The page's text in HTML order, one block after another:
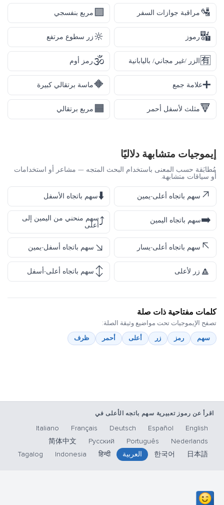
🛂مراقبة جوازات السفر 🟪مربع بنفسجي
🔣رموز 🔆زر سطوع مرتفع
🈶 الزر /غير مجاني/ باليابانية 🕉️رمز أوم
➕علامة جمع 🔶ماسة برتقالي كبيرة
🔻مثلث لأسفل أحمر 🟧مربع برتقالي
إيموجيات متشابهة دلاليًا
مُطابَقة حسب المعنى باستخدام البحث المتجه — مشاعر أو استخدامات
أو سياقات متشابهة.
↗️ سهم باتجاه أعلى-يمين ⬇️سهم باتجاه الأسفل
➡️سهم باتجاه اليمين ⤴️سهم منحني من اليمين إلى
أعلى
↖️ سهم باتجاه أعلى-يسار ↘️ سهم باتجاه أسفل-يمين
🔼 زر لأعلى ↕️ سهم باتجاه أعلى-أسفل
كلمات مفتاحية ذات صلة
تصفح الإيموجيات تحت مواضيع وثيقة الصلة:
سهم
رمز زر أعلى أحمر ظرف
اقرأ عن رموز تعبيرية سهم باتجه الأعلى في
English
Español
Deutsch
Français
Italiano
Nederlands
Português
Русский
简体中文
日本語
한국어 العربية हिन्दी
Indonesia
Tagalog